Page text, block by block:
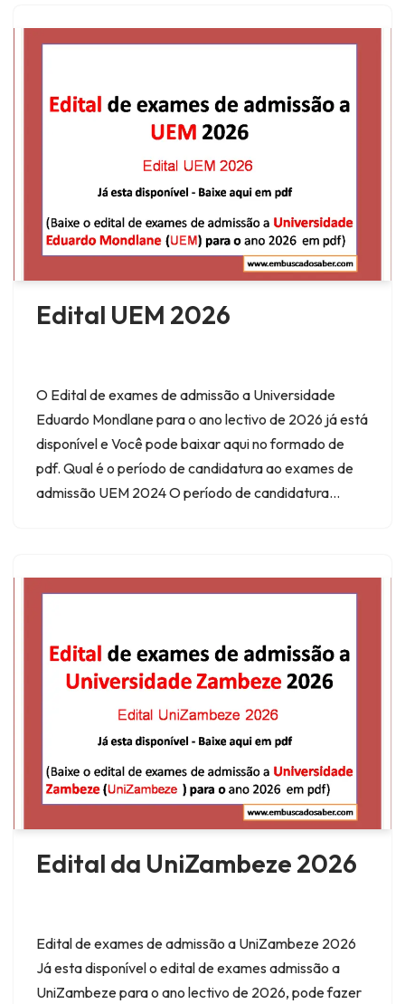
Edital UEM 2026
O Edital de exames de admissão a Universidade
Eduardo Mondlane para o ano lectivo de 2026 já está
disponível e Você pode baixar aqui no formado de
pdf. Qual é o período de candidatura ao exames de
admissão UEM 2024 O período de candidatura…
Edital da UniZambeze 2026
Edital de exames de admissão a UniZambeze 2026
Já esta disponível o edital de exames admissão a
UniZambeze para o ano lectivo de 2026, pode fazer